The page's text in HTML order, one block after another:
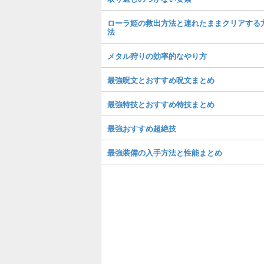
ローラ姫の救出方法と連れたままクリアする
法
メタル狩りの効率的なやり方
最強呪文とおすすめ呪文まとめ
最強特技とおすすめ特技まとめ
最強おすすめ超絶技
最強装備の入手方法と性能まとめ